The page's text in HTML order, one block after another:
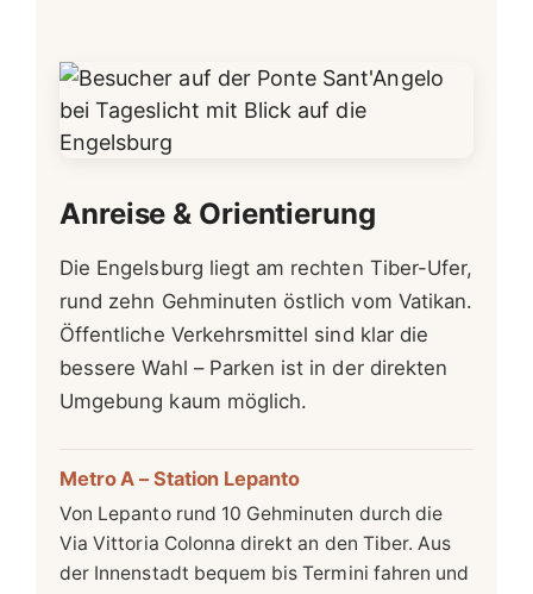
Anreise & Orientierung
Die Engelsburg liegt am rechten Tiber-Ufer,
rund zehn Gehminuten östlich vom Vatikan.
Öffentliche Verkehrsmittel sind klar die
bessere Wahl – Parken ist in der direkten
Umgebung kaum möglich.
Metro A – Station Lepanto
Von Lepanto rund 10 Gehminuten durch die
Via Vittoria Colonna direkt an den Tiber. Aus
der Innenstadt bequem bis Termini fahren und